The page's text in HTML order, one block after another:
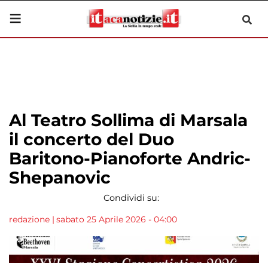
Al Teatro Sollima di Marsala
il concerto del Duo
Baritono-Pianoforte Andric-
Shepanovic
Condividi su:
redazione | sabato 25 Aprile 2026 - 04:00